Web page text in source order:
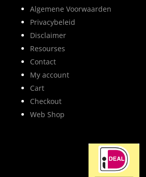
Algemene Voorwaarden
Privacybeleid
Disclaimer
Resourses
Contact
My account
Cart
Checkout
Web Shop